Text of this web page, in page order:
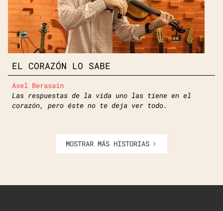
EL CORAZÓN LO SABE
Axel Berasain
Las respuestas de la vida uno las tiene en el
corazón, pero éste no te deja ver todo.
MOSTRAR MÁS HISTORIAS